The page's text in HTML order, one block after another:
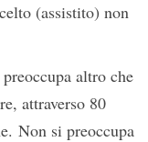
(assistito) non
altro che
attraverso 80
Non si preoccupa